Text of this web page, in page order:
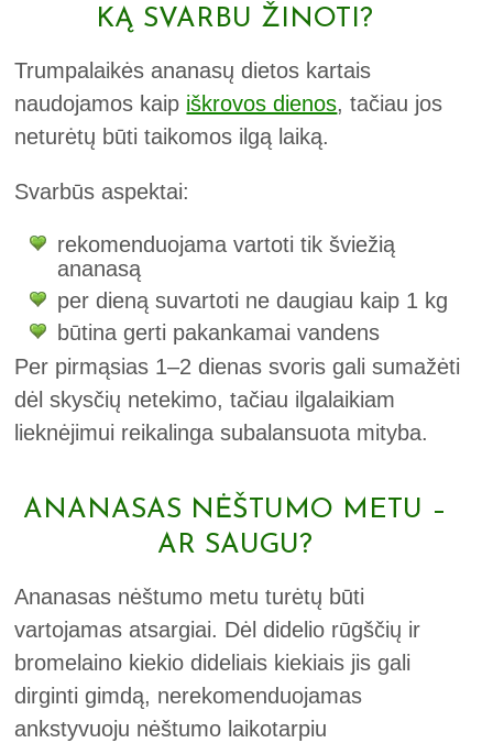
KĄ SVARBU ŽINOTI?
Trumpalaikės ananasų dietos kartais
naudojamos kaip iškrovos dienos, tačiau jos
neturėtų būti taikomos ilgą laiką.
Svarbūs aspektai:
rekomenduojama vartoti tik šviežią
ananasą
per dieną suvartoti ne daugiau kaip 1 kg
būtina gerti pakankamai vandens
Per pirmąsias 1–2 dienas svoris gali sumažėti
dėl skysčių netekimo, tačiau ilgalaikiam
lieknėjimui reikalinga subalansuota mityba.
ANANASAS NĖŠTUMO METU –
AR SAUGU?
Ananasas nėštumo metu turėtų būti
vartojamas atsargiai. Dėl didelio rūgščių ir
bromelaino kiekio dideliais kiekiais jis gali
dirginti gimdą, nerekomenduojamas
ankstyvuoju nėštumo laikotarpiu